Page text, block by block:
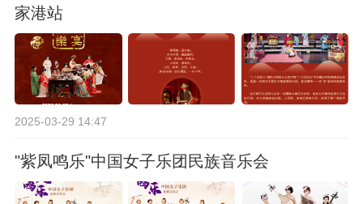
家港站
2025-03-29 14:47
"紫凤鸣乐"中国女子乐团民族音乐会